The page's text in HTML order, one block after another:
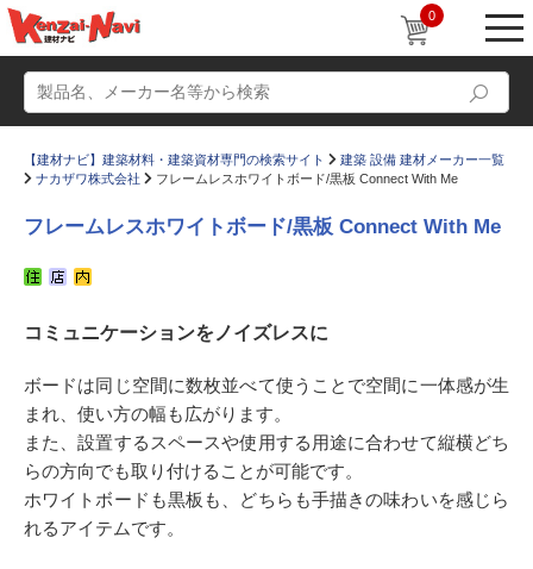
0
かたなび コラム
すまいリング 設計士インタビュー
Q＆A
お気に入り
【建材ナビ】建築材料・建築資材専門の検索サイト
建築 設備 建材メーカー一覧
ナカザワ株式会社
フレームレスホワイトボード/黒板 Connect With Me
フレームレスホワイトボード/黒板 Connect With Me
コミュニケーションをノイズレスに
ボードは同じ空間に数枚並べて使うことで空間に一体感が生
まれ、使い方の幅も広がります。
また、設置するスペースや使用する用途に合わせて縦横どち
らの方向でも取り付けることが可能です。
ホワイトボードも黒板も、どちらも手描きの味わいを感じら
れるアイテムです。